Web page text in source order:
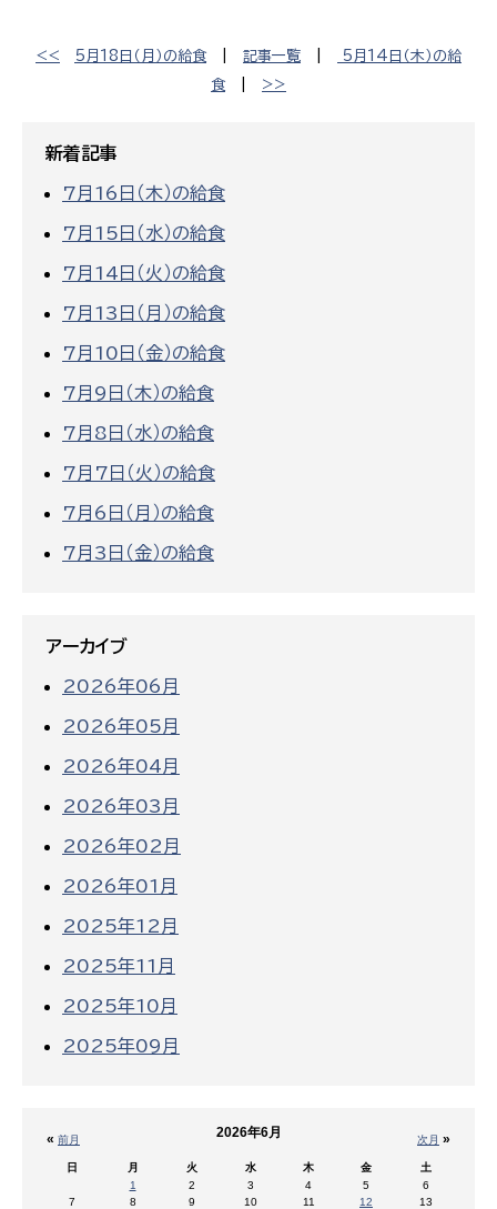
<< 5月18日（月）の給食 記事一覧
5月14日（木）の給
食
>>
新着記事
7月16日（木）の給食
7月15日（水）の給食
7月14日（火）の給食
7月13日（月）の給食
7月10日（金）の給食
7月9日（木）の給食
7月8日（水）の給食
7月7日（火）の給食
7月6日（月）の給食
7月3日（金）の給食
アーカイブ
2026年06月
2026年05月
2026年04月
2026年03月
2026年02月
2026年01月
2025年12月
2025年11月
2025年10月
2025年09月
« 前月 次月 »
2026年6月
日 月 火 水 木 金
土
1
2 3 4 5
6
7
8 9 10 11 12 13